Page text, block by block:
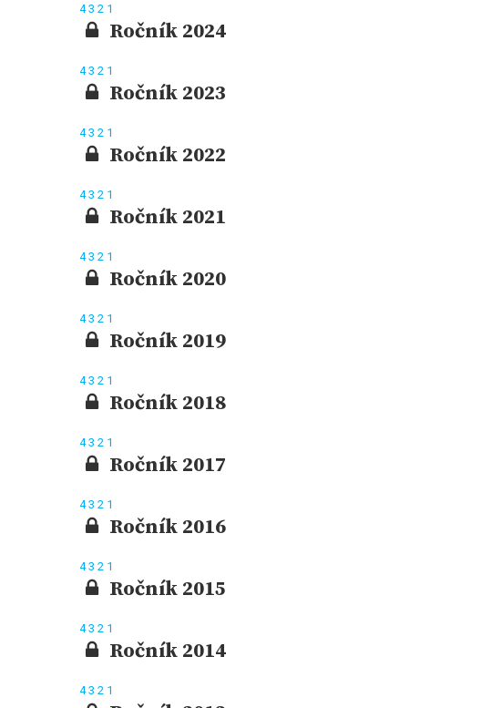
43 2 1
Ročník 2024
43 2 1
Ročník 2023
43 2 1
Ročník 2022
43 2 1
Ročník 2021
43 2 1
Ročník 2020
43 2 1
Ročník 2019
43 2 1
Ročník 2018
43 2 1
Ročník 2017
43 2 1
Ročník 2016
43 2 1
Ročník 2015
43 2 1
Ročník 2014
43 2 1